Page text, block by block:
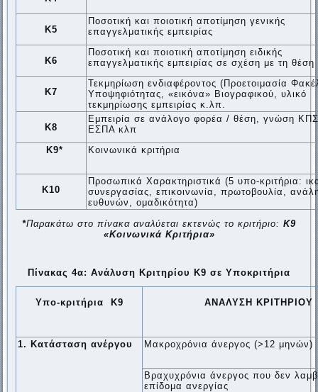
Κ5
Ποσοτική και ποιοτική αποτίμηση γενικής
επαγγελματικής εμπειρίας
Κ6
Ποσοτική και ποιοτική αποτίμηση ειδικής
επαγγελματικής εμπειρίας σε σχέση με τη θέση
Κ7
Τεκμηρίωση ενδιαφέροντος (Προετοιμασία
Υποψηφιότητας, «εικόνα» Βιογραφικού, υλικό
τεκμηρίωσης εμπειρίας κ.λπ.
Κ8
Εμπειρία σε ανάλογο φορέα / θέση, γνώση
ΕΣΠΑ κλπ
Κ9* Κοινωνικά κριτήρια
Κ10
Προσωπικά Χαρακτηριστικά (5 υπο-κριτήρια:
συνεργασίας, επικοινωνία, πρωτοβουλία,
ευθυνών, ομαδικότητα)
*Παρακάτω στο πίνακα αναλύεται εκτενώς το κριτήριο: Κ9
«Κοινωνικά Κριτήρια»
Πίνακας 4α: Ανάλυση Κριτηρίου Κ9 σε Υποκριτήρια
Υπο-κριτήρια Κ9 ΑΝΑΛΥΣΗ ΚΡΙΤΗΡΙΟΥ
1. Κατάσταση ανέργου Μακροχρόνια άνεργος (>12 μηνών)
Βραχυχρόνια άνεργος που δεν
επίδομα ανεργίας